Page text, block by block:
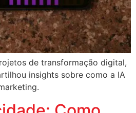
de transformação digital,
insights sobre como a IA